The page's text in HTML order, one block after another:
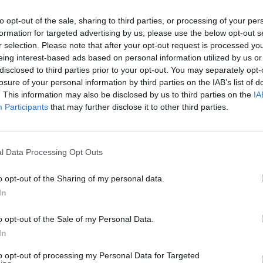
opt-out of the sale, sharing to third parties, or processing of your
for targeted advertising by us, please use the below opt-out
selection. Please note that after your opt-out request is processed
interest-based ads based on personal information utilized by us
to third parties prior to your opt-out. You may separately
of your personal information by third parties on the IAB’s list of
This information may also be disclosed by us to third parties on the
Participants that may further disclose it to other third parties.
Data Processing Opt Outs
opt-out of the Sharing of my personal data.
opt-out of the Sale of my Personal Data.
opt-out of processing my Personal Data for Targeted
αποστήθιση.
κουίζισορροπούν ακριβώς σε αυτή τη λεπτή γραμμή.
αλλά αν γνωρίζεις τις πτυχές εκείνες που συχνά
μύθους. Και πίστεψέ μας, αρκετές από
το δυνατό τους «χαρτί».
τον Ετιέν Καμαρά